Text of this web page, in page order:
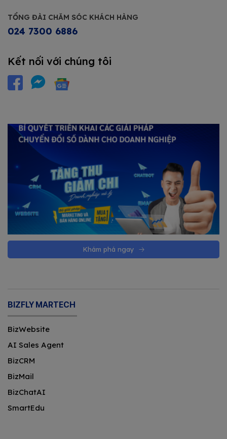
TỔNG ĐÀI CHĂM SÓC KHÁCH HÀNG
024 7300 6886
Kết nối với chúng tôi
Khám phá ngay
BIZFLY MARTECH
BizWebsite
AI Sales Agent
BizCRM
BizMail
BizChatAI
SmartEdu